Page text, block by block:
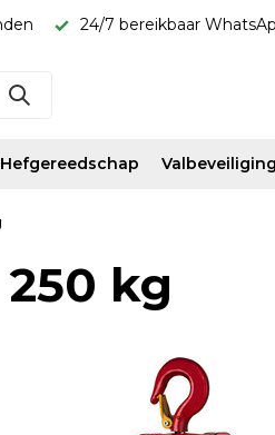
24/7 bereikbaar
Hefgereedschap Valbeveiliging
250 kg